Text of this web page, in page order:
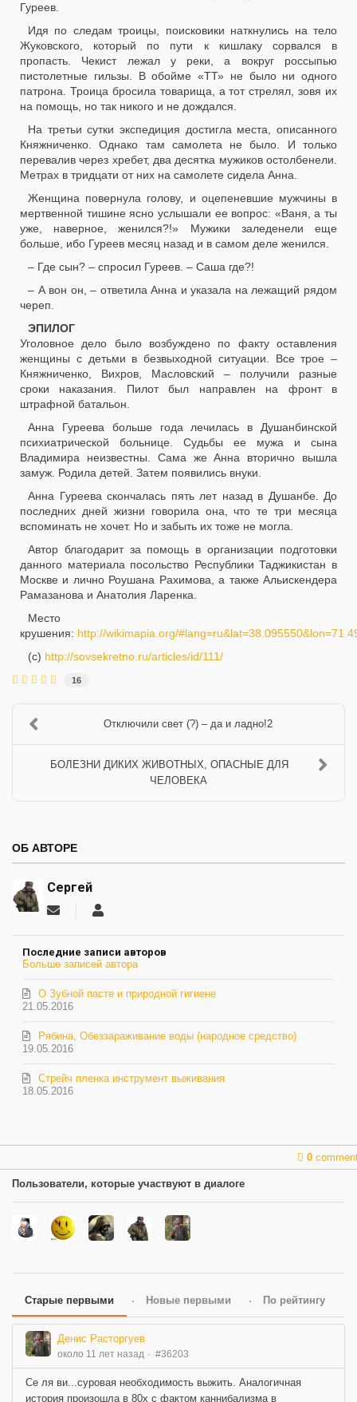
Гуреев.
Идя по следам троицы, поисковики наткнулись на тело
Жуковского, который по пути к кишлаку сорвался в
пропасть. Чекист лежал у реки, а вокруг россыпью
пистолетные гильзы. В обойме «ТТ» не было ни одного
патрона. Троица бросила товарища, а тот стрелял, зовя их
на помощь, но так никого и не дождался.
На третьи сутки экспедиция достигла места, описанного
Княжниченко. Однако там самолета не было. И только
перевалив через хребет, два десятка мужиков остолбенели.
Метрах в тридцати от них на самолете сидела Анна.
Женщина повернула голову, и оцепеневшие мужчины в
мертвенной тишине ясно услышали ее вопрос: «Ваня, а ты
уже, наверное, женился?!» Мужики заледенели еще
больше, ибо Гуреев месяц назад и в самом деле женился.
– Где сын? – спросил Гуреев. – Саша где?!
– А вон он, – ответила Анна и указала на лежащий рядом
череп.
ЭПИЛОГ
Уголовное дело было возбуждено по факту оставления
женщины с детьми в безвыходной ситуации. Все трое –
Княжниченко, Вихров, Масловский – получили разные
сроки наказания. Пилот был направлен на фронт в
штрафной батальон.
Анна Гуреева больше года лечилась в Душанбинской
психиатрической больнице. Судьбы ее мужа и сына
Владимира неизвестны. Сама же Анна вторично вышла
замуж. Родила детей. Затем появились внуки.
Анна Гуреева скончалась пять лет назад в Душанбе. До
последних дней жизни говорила она, что те три месяца
вспоминать не хочет. Но и забыть их тоже не могла.
Автор благодарит за помощь в организации подготовки
данного материала посольство Республики Таджикистан в
Москве и лично Роушана Рахимова, а также Альискендера
Рамазанова и Анатолия Ларенка.
Место
крушения: http://wikimapia.org/
(с) http://sovsekretno.ru/articles/id/111/
16
Отключили свет (?) – да и ладно!2
БОЛЕЗНИ ДИКИХ ЖИВОТНЫХ, ОПАСНЫЕ ДЛЯ
ЧЕЛОВЕКА
ОБ АВТОРЕ
Сергей
Подписаться
автора
Последние записи авторов
Больше записей автора
21.05.2016
О Зубной пасте и природной гигиене
19.05.2016
Рябина, Обеззараживание воды (народное средство)
18.05.2016
Стрейч пленка инструмент выживания
0
Пользователи, которые участвуют в диалоге
Старые первыми Новые первыми По рейтингу
Денис Расторгуев
около 11 лет назад #36203
Се ля ви...суровая необходимость выжить. Аналогичная
история произошла в 80х с фактом каннибализма в